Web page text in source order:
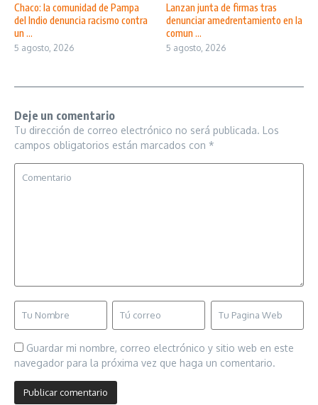
Chaco: la comunidad de Pampa
del Indio denuncia racismo contra
un ...
5 agosto, 2026
Lanzan junta de firmas tras
denunciar amedrentamiento en la
comun ...
5 agosto, 2026
Deje un comentario
Tu dirección de correo electrónico no será publicada. Los
campos obligatorios están marcados con *
Guardar mi nombre, correo electrónico y sitio web en este
navegador para la próxima vez que haga un comentario.